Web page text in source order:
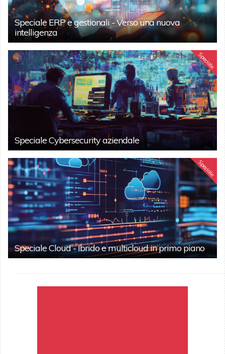
Speciale ERP e gestionali - Verso una nuova
intelligenza
Speciale
Speciale Cybersecurity aziendale
Speciale
Speciale Cloud - Ibrido e multicloud in primo piano